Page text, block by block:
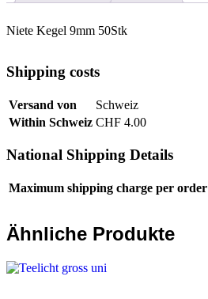
Niete Kegel 9mm 50Stk
Shipping costs
Versand von
Schweiz
Within Schweiz CHF 4.00
National Shipping Details
Maximum shipping charge per order
Ähnliche Produkte